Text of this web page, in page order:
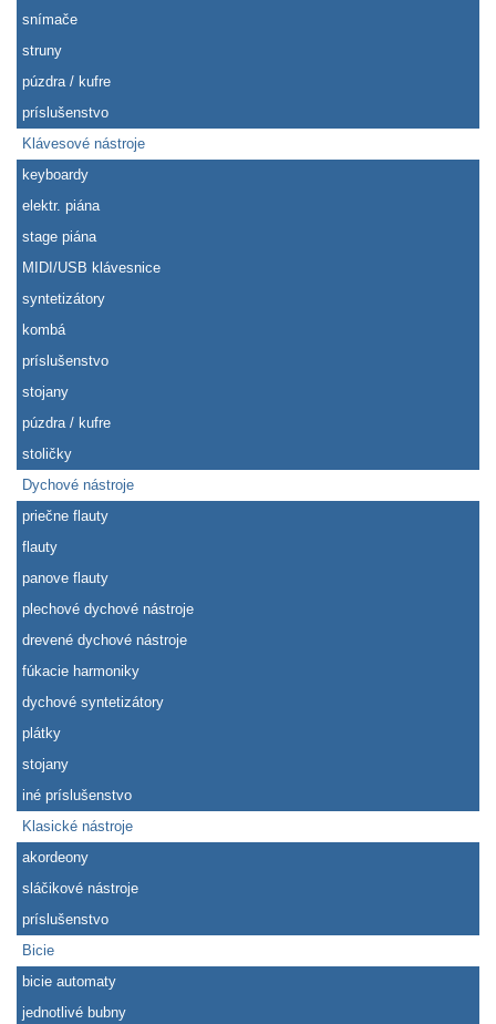
snímače
struny
púzdra / kufre
príslušenstvo
Klávesové nástroje
keyboardy
elektr. piána
stage piána
MIDI/USB klávesnice
syntetizátory
kombá
príslušenstvo
stojany
púzdra / kufre
stoličky
Dychové nástroje
priečne flauty
flauty
panove flauty
plechové dychové nástroje
drevené dychové nástroje
fúkacie harmoniky
dychové syntetizátory
plátky
stojany
iné príslušenstvo
Klasické nástroje
akordeony
sláčikové nástroje
príslušenstvo
Bicie
bicie automaty
jednotlivé bubny